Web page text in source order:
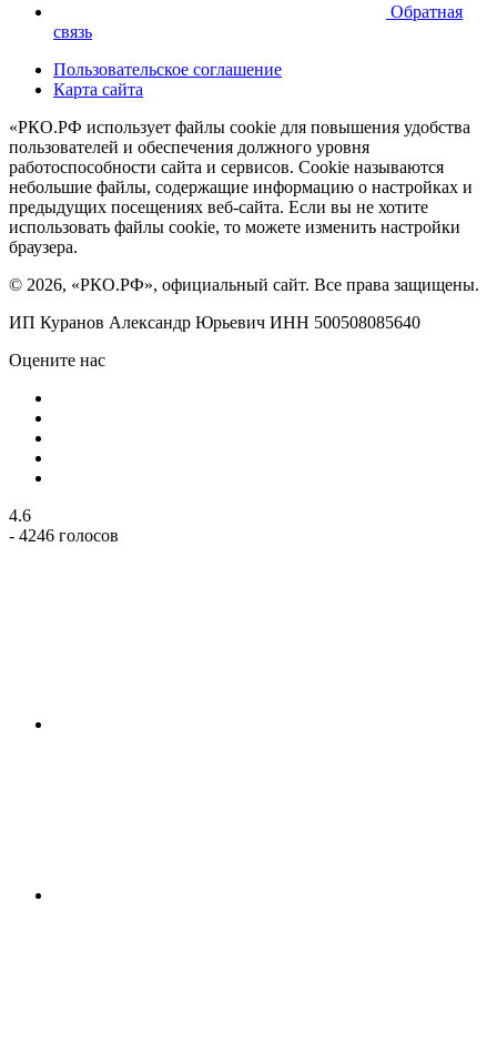
Обратная
связь
Пользовательское соглашение
Карта сайта
«РКО.РФ использует файлы cookie для повышения удобства
пользователей и обеспечения должного уровня
работоспособности сайта и сервисов. Cookie называются
небольшие файлы, содержащие информацию о настройках и
предыдущих посещениях веб-сайта. Если вы не хотите
использовать файлы cookie, то можете изменить настройки
браузера.
© 2026, «РКО.РФ», официальный сайт. Все права защищены.
ИП Куранов Александр Юрьевич ИНН 500508085640
Оцените нас
4.6
- 4246 голосов